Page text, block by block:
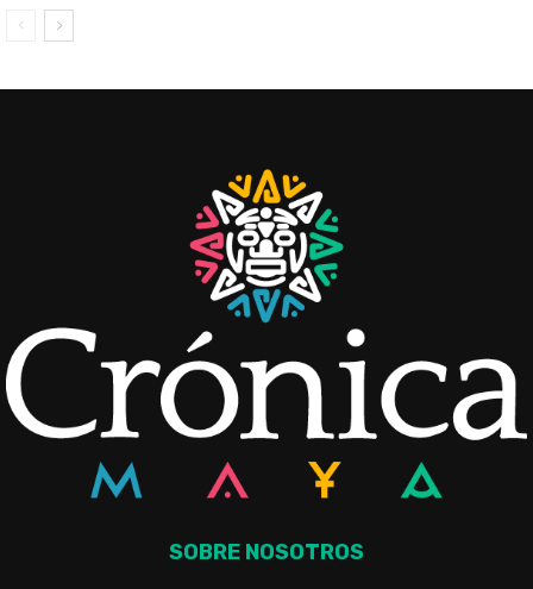
SOBRE NOSOTROS